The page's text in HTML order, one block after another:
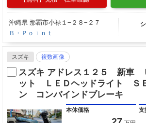
沖縄県 那覇市小禄１−２８−２７
Ｂ・Ｐｏｉｎｔ
スズキ 複数画像
スズキ アドレス１２５ 新車
ット ＬＥＤヘッドライト Ｓ
ン コンバインドブレーキ
本体価格 支